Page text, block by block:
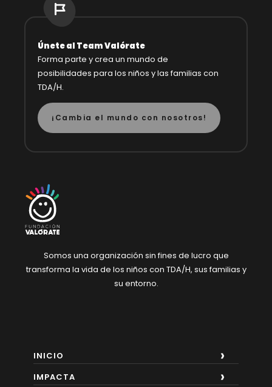
Únete al Team Valórate
Forma parte y crea un mundo de
posibilidades para los niños y las familias con
TDA/H.
¡Cambia el mundo con nosotros!
Somos una organización sin fines de lucro que
transforma la vida de los niños con TDA/H, sus familias y
su entorno.
INICIO
IMPACTA